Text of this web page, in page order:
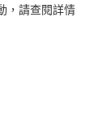
，請查閱詳情